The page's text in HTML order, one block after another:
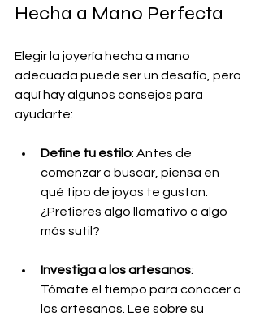
Hecha a Mano Perfecta
Elegir la joyería hecha a mano
adecuada puede ser un desafío, pero
aquí hay algunos consejos para
ayudarte:
Define tu estilo: Antes de
comenzar a buscar, piensa en
qué tipo de joyas te gustan.
¿Prefieres algo llamativo o algo
más sutil?
Investiga a los artesanos:
Tómate el tiempo para conocer a
los artesanos. Lee sobre su